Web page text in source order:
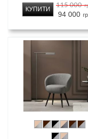
115 000
94 000
КУПИТИ